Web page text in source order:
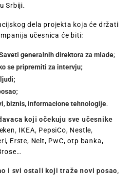
Srbiji.
dela projekta koja će držati
učesnica će biti:
generalnih direktora za mlade;
se pripremiti za intervju;
biznis, informacione tehnologije.
koji očekuju sve učesnike
IKEA, PepsiCo, Nestle,
Erste, Nelt, PwC, otp banka,
i svi ostali koji traže novi posao,